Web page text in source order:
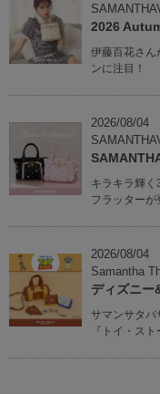
2026
伊藤百花さん
ンに注目！
2026/08/04
キラキラ輝
フラッターが
2026/08/04
Samantha
ディズニー
サマンサタバ
『トイ・スト